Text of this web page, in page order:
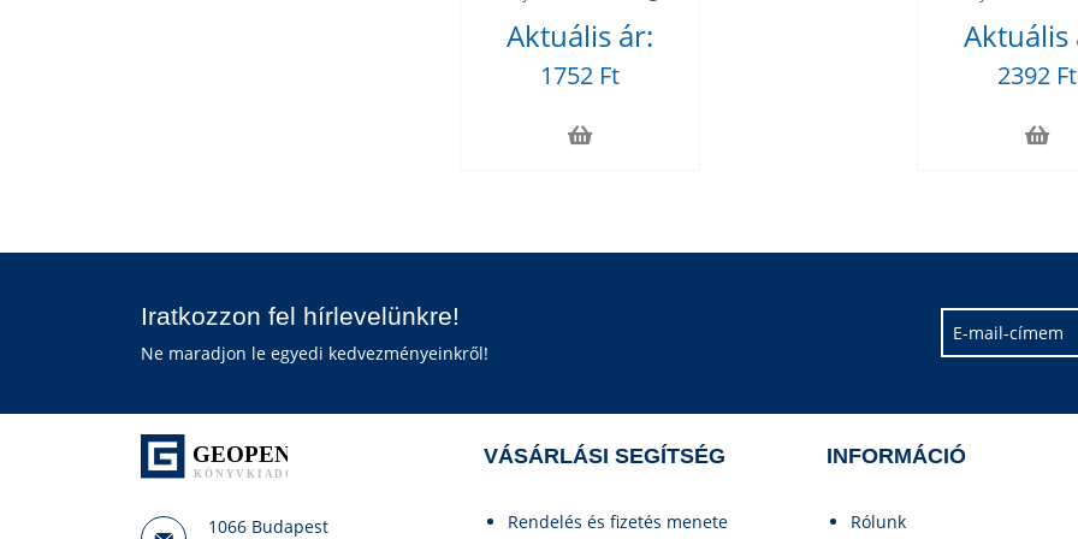
Aktuális ár:
1752 Ft
Aktuális
2392 Ft
Iratkozzon fel hírlevelünkre!
Ne maradjon le egyedi kedvezményeinkről!
1066 Budapest
VÁSÁRLÁSI SEGÍTSÉG
Rendelés és fizetés menete
INFORMÁCIÓ
Rólunk